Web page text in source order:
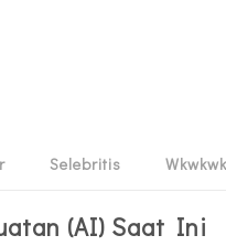
Selebritis Wkwkwk
(AI) Saat Ini